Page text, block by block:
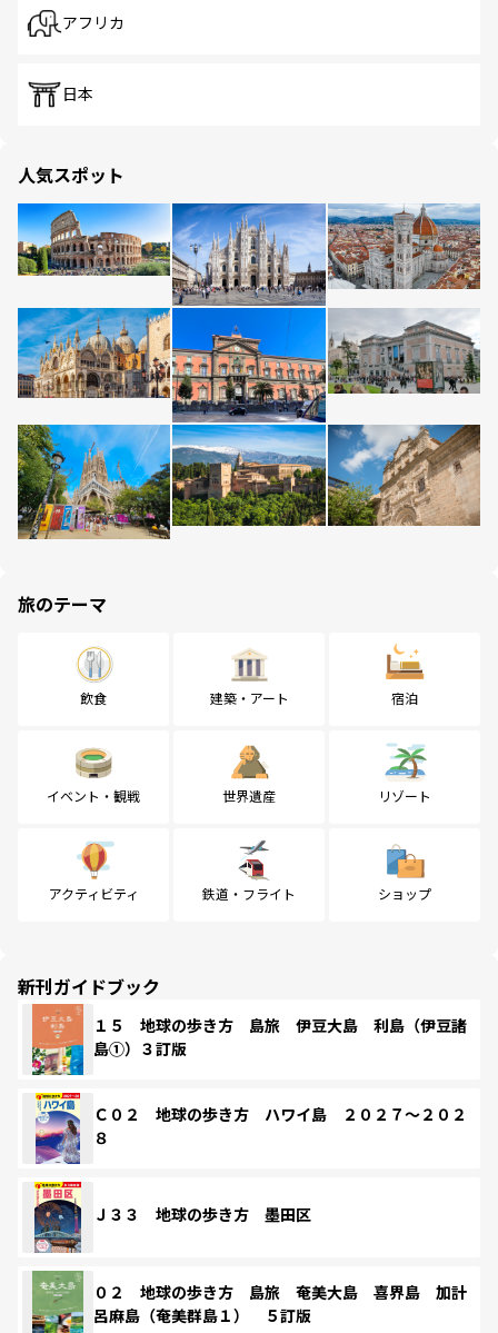
アフリカ
日本
人気スポット
旅のテーマ
飲食 建築・アート 宿泊
イベント・観戦 世界遺産 リゾート
アクティビティ 鉄道・フライト ショップ
新刊ガイドブック
１５ 地球の歩き方 島旅 伊豆大島 利島（伊豆諸
島①）３訂版
Ｃ０２ 地球の歩き方 ハワイ島 ２０２７～２０２
８
Ｊ３３ 地球の歩き方 墨田区
０２ 地球の歩き方 島旅 奄美大島 喜界島 加計
呂麻島（奄美群島１） ５訂版